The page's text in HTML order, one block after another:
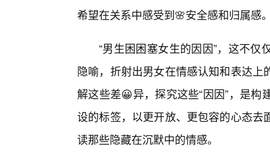
希望在关系中感受到🌸安全感和归属感
“男生困困塞女生的因因”，这不
隐喻，折射出男女在情感认知和表达
解这些差😀异，探究这些“因因”，是
设的标签，以更开放、更包容的心态
读那些隐藏在沉默中的情感。